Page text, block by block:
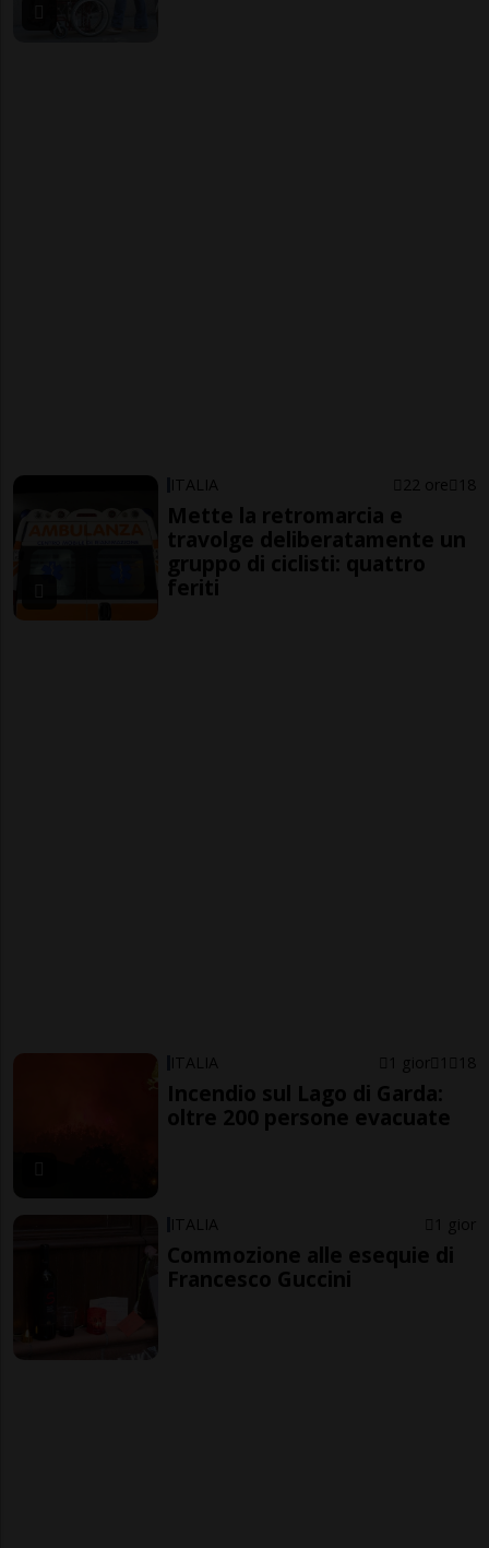
ITALIA 22 ore 18
Mette la retromarcia e
travolge deliberatamente un
gruppo di ciclisti: quattro
feriti
ITALIA 1 gior 1 18
Incendio sul Lago di Garda:
oltre 200 persone evacuate
ITALIA 1 gior
Commozione alle esequie di
Francesco Guccini